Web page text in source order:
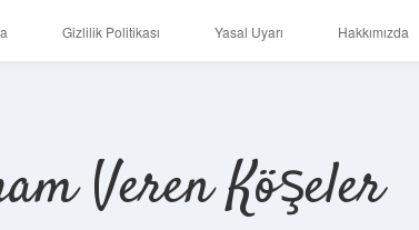
Gizlilik Politikası Yasal Uyarı Hakkımızda
Veren Köşeler